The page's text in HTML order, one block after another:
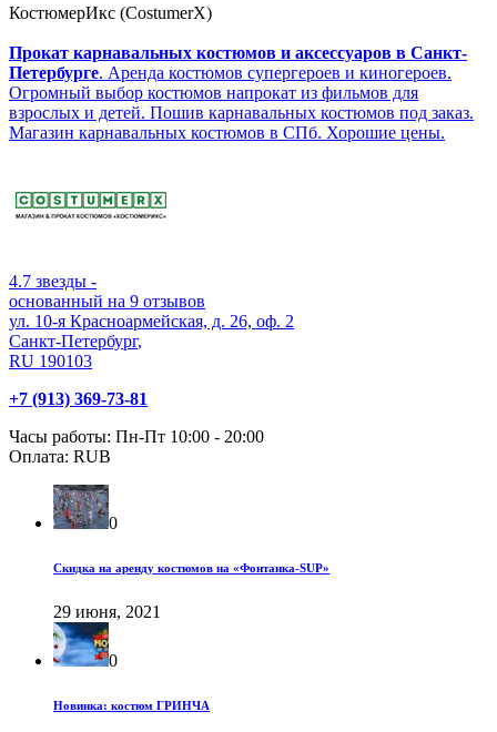
КостюмерИкс (CostumerX)
Прокат карнавальных костюмов и аксессуаров в Санкт-
Петербурге. Аренда костюмов супергероев и киногероев.
Огромный выбор костюмов напрокат из фильмов для
взрослых и детей. Пошив карнавальных костюмов под заказ.
Магазин карнавальных костюмов в СПб. Хорошие цены.
4.7 звезды -
основанный на 9 отзывов
ул. 10-я Красноармейская, д. 26, оф. 2
Санкт-Петербург,
RU 190103
+7 (913) 369-73-81
Часы работы: Пн-Пт 10:00 - 20:00
Оплата: RUB
0
Скидка на аренду костюмов на «Фонтанка-SUP»
29 июня, 2021
0
Новинка: костюм ГРИНЧА